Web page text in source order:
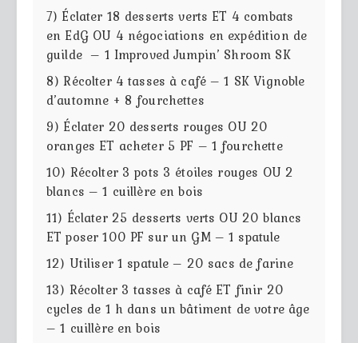
7) Éclater 18 desserts verts ET 4 combats
en EdG OU 4 négociations en expédition de
guilde – 1 Improved Jumpin’ Shroom SK
8) Récolter 4 tasses à café – 1 SK Vignoble
d’automne + 8 fourchettes
9) Éclater 20 desserts rouges OU 20
oranges ET acheter 5 PF – 1 fourchette
10) Récolter 3 pots 3 étoiles rouges OU 2
blancs – 1 cuillère en bois
11) Éclater 25 desserts verts OU 20 blancs
ET poser 100 PF sur un GM – 1 spatule
12) Utiliser 1 spatule – 20 sacs de farine
13) Récolter 3 tasses à café ET finir 20
cycles de 1 h dans un bâtiment de votre âge
– 1 cuillère en bois